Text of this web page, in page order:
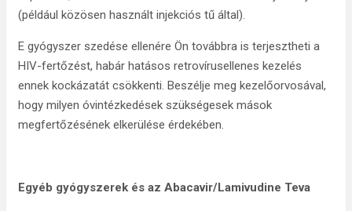
(például közösen használt injekciós tű által).
E gyógyszer szedése ellenére Ön továbbra is terjesztheti a
HIV-fertőzést, habár hatásos retrovírusellenes kezelés
ennek kockázatát csökkenti. Beszélje meg kezelőorvosával,
hogy milyen óvintézkedések szükségesek mások
megfertőzésének elkerülése érdekében.
Egyéb gyógyszerek és az Abacavir/Lamivudine Teva